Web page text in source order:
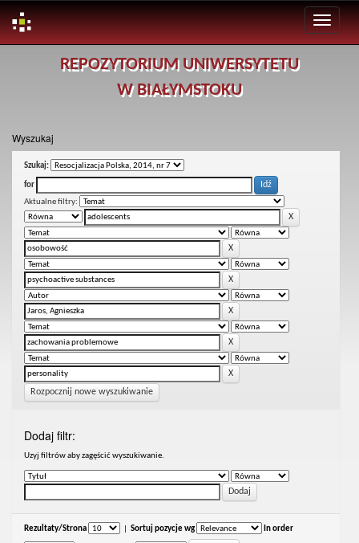
REPOZYTORIUM UNIWERSYTETU
W BIAŁYMSTOKU
Wyszukaj
Szukaj:
for
Aktualne filtry:
Rozpocznij nowe wyszukiwanie
Dodaj filtr:
Uzyj filtrów aby zagęścić wyszukiwanie.
Rezultaty/Strona Sortuj pozycje wg In order